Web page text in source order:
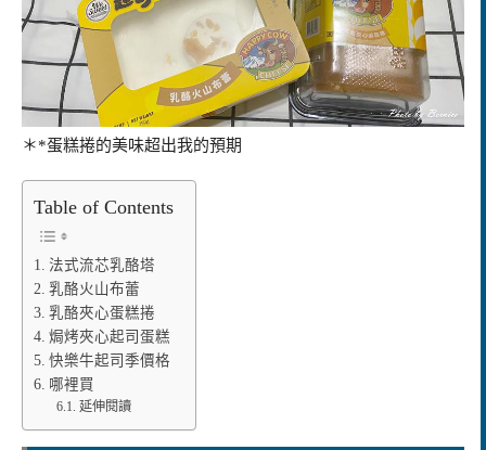
＊*蛋糕捲的美味超出我的預期
Table of Contents
法式流芯乳酪塔
乳酪火山布蕾
乳酪夾心蛋糕捲
焗烤夾心起司蛋糕
快樂牛起司季價格
哪裡買
延伸閱讀